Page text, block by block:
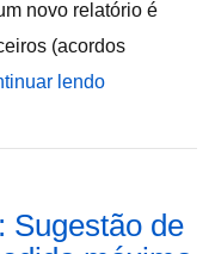
novo relatório é
(acordos
lendo
Sugestão de